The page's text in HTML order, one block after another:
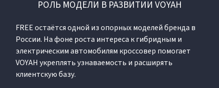
РОЛЬ МОДЕЛИ В РАЗВИТИИ VOYAH
FREE остаётся одной из опорных моделей бренда в
России. На фоне роста интереса к гибридным и
электрическим автомобилям кроссовер помогает
VOYAH укреплять узнаваемость и расширять
клиентскую базу.